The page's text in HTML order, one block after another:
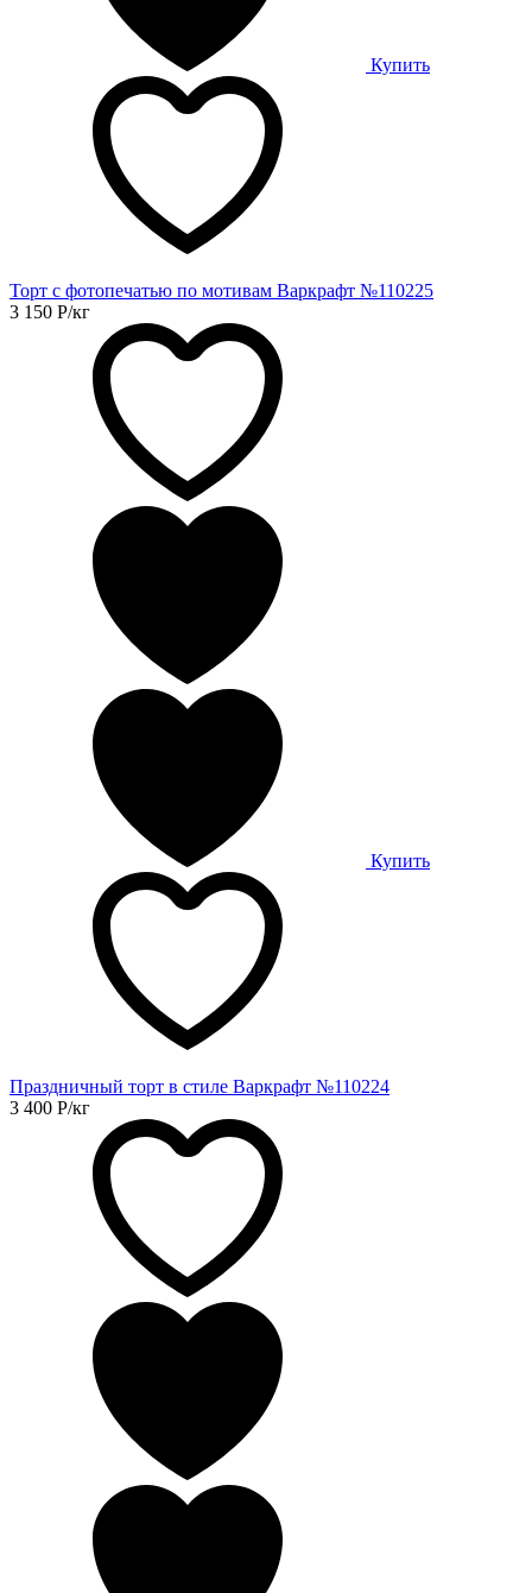
Купить
Торт с фотопечатью по мотивам Варкрафт №110225
3 150 Р/кг
Купить
Праздничный торт в стиле Варкрафт №110224
3 400 Р/кг